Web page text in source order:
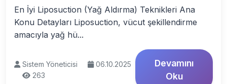
En İyi Liposuction (Yağ Aldırma) Teknikleri Ana
Konu Detayları Liposuction, vücut şekillendirme
amacıyla yağ hü...
Sistem Yöneticisi
06.10.2025
263
Devamını
Oku